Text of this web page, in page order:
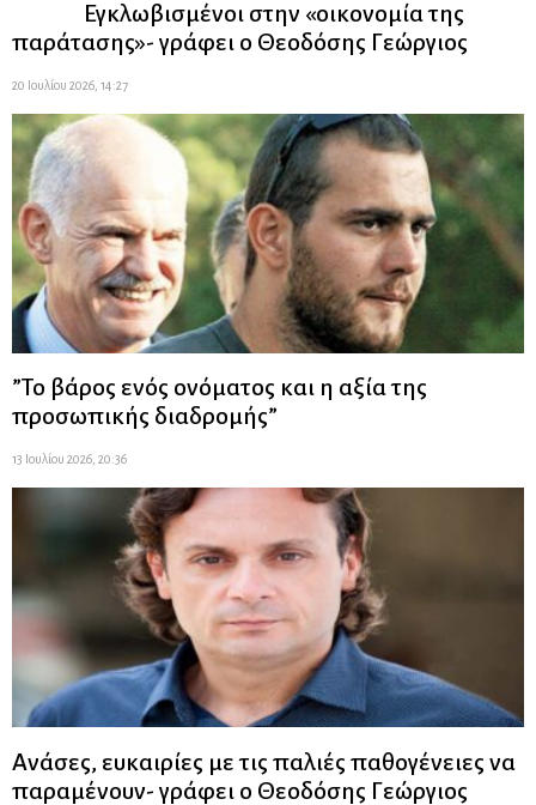
Εγκλωβισμένοι στην «οικονομία της
παράτασης»- γράφει ο Θεοδόσης Γεώργιος
20 Ιουλίου 2026, 14:27
”Το βάρος ενός ονόματος και η αξία της
προσωπικής διαδρομής”
13 Ιουλίου 2026, 20:36
Ανάσες, ευκαιρίες με τις παλιές παθογένειες να
παραμένουν- γράφει ο Θεοδόσης Γεώργιος